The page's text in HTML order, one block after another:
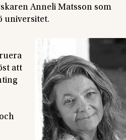
Anneli Matsson som
universitet.
att